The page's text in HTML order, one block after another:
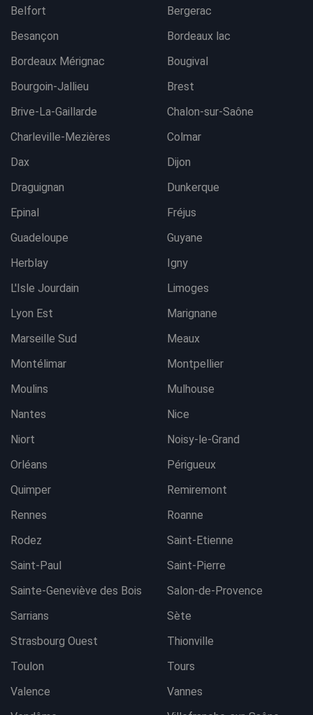
Belfort
Bergerac
Besançon
Bordeaux lac
Bordeaux Mérignac
Bougival
Bourgoin-Jallieu
Brest
Brive-La-Gaillarde
Chalon-sur-Saône
Charleville-Mezières
Colmar
Dax
Dijon
Draguignan
Dunkerque
Epinal
Fréjus
Guadeloupe
Guyane
Herblay
Igny
L'Isle Jourdain
Limoges
Lyon Est
Marignane
Marseille Sud
Meaux
Montélimar
Montpellier
Moulins
Mulhouse
Nantes
Nice
Niort
Noisy-le-Grand
Orléans
Périgueux
Quimper
Remiremont
Rennes
Roanne
Rodez
Saint-Etienne
Saint-Paul
Saint-Pierre
Sainte-Geneviève des Bois
Salon-de-Provence
Sarrians
Sète
Strasbourg Ouest
Thionville
Toulon
Tours
Valence
Vannes